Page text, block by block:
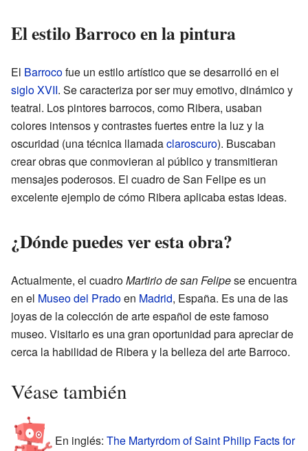
El estilo Barroco en la pintura
El Barrocofue un estilo artístico que se desarrolló en el
siglo XVII. Se caracteriza por ser muy emotivo, dinámico y
teatral. Los pintores barrocos, como Ribera, usaban
colores intensos y contrastes fuertes entre la luz y la
oscuridad (una técnica llamadaclaroscuro). Buscaban
crear obras que conmovieran al público y transmitieran
mensajes poderosos. El cuadro de San Felipe es un
excelente ejemplo de cómo Ribera aplicaba estas ideas.
¿Dónde puedes ver esta obra?
Actualmente, el cuadroMartirio de san Felipese encuentra
en el Museo del Pradoen Madrid, España. Es una de las
joyas de la colección de arte español de este famoso
museo. Visitarlo es una gran oportunidad para apreciar de
cerca la habilidad de Ribera y la belleza del arte Barroco.
Véase también
En inglés: The Martyrdom of Saint Philip Facts for